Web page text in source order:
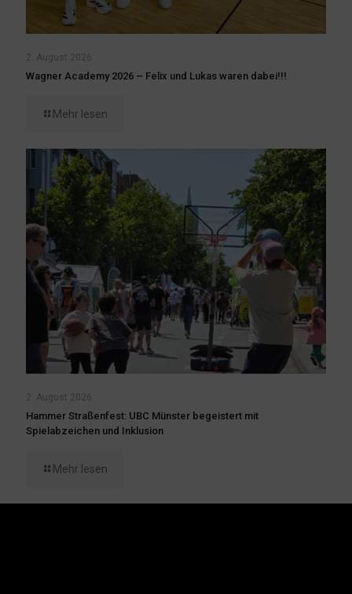
2. August 2026
Wagner Academy 2026 – Felix und Lukas waren dabei!!!
Mehr lesen
2. August 2026
Hammer Straßenfest: UBC Münster begeistert mit
Spielabzeichen und Inklusion
Mehr lesen